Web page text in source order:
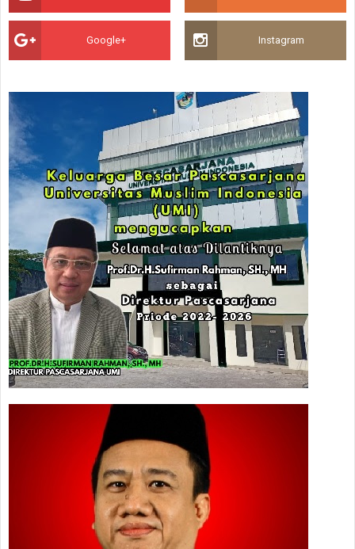
Google+ Instagram